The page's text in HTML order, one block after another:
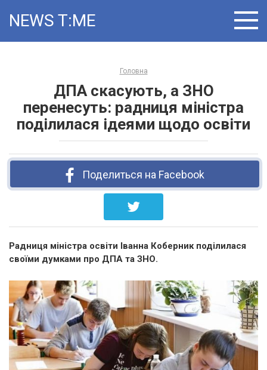
NEWS T:ME
Головна
ДПА скасують, а ЗНО
перенесуть: радниця міністра
поділилася ідеями щодо освіти
Поделиться на Facebook
Радниця міністра освіти Іванна Коберник поділилася
своїми думками про ДПА та ЗНО.